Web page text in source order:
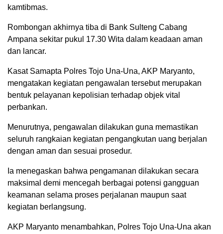
kamtibmas.
Rombongan akhirnya tiba di Bank Sulteng Cabang
Ampana sekitar pukul 17.30 Wita dalam keadaan aman
dan lancar.
Kasat Samapta Polres Tojo Una-Una, AKP Maryanto,
mengatakan kegiatan pengawalan tersebut merupakan
bentuk pelayanan kepolisian terhadap objek vital
perbankan.
Menurutnya, pengawalan dilakukan guna memastikan
seluruh rangkaian kegiatan pengangkutan uang berjalan
dengan aman dan sesuai prosedur.
Ia menegaskan bahwa pengamanan dilakukan secara
maksimal demi mencegah berbagai potensi gangguan
keamanan selama proses perjalanan maupun saat
kegiatan berlangsung.
AKP Maryanto menambahkan, Polres Tojo Una-Una akan